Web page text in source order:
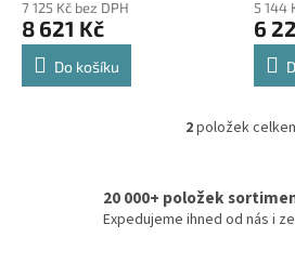
7 125 Kč bez DPH
8 621 Kč
Do košíku
5 144
6
O
á
d
2položek
20 000+ položek
Expedujeme ihned od nás i